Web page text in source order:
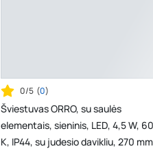
0/5 (0)
Šviestuvas ORRO, su saulės
elementais, sieninis, LED, 4,5 W,
K, IP44, su judesio davikliu, 270